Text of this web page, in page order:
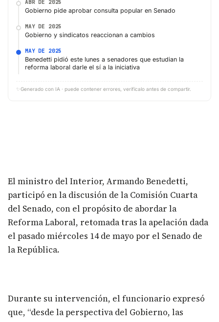
ABR DE 2025
Gobierno pide aprobar consulta popular en Senado
MAY DE 2025
Gobierno y sindicatos reaccionan a cambios
MAY DE 2025
Benedetti pidió este lunes a senadores que estudian la
reforma laboral darle el sí a la iniciativa
✨ Generado con IA · puede contener errores, verifícalo antes de compartir.
El ministro del Interior, Armando Benedetti,
participó en la discusión de la Comisión Cuarta
del Senado, con el propósito de abordar la
Reforma Laboral, retomada tras la apelación dada
el pasado miércoles 14 de mayo por el Senado de
la República.
Durante su intervención, el funcionario expresó
que, “desde la perspectiva del Gobierno, las